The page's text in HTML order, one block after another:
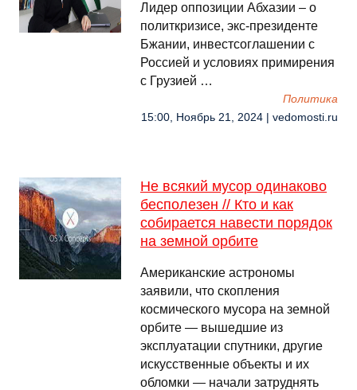
Лидер оппозиции Абхазии – о
политкризисе, экс-президенте
Бжании, инвестсоглашении с
Россией и условиях примирения
с Грузией …
Политика
15:00, Ноябрь 21, 2024 | vedomosti.ru
Не всякий мусор одинаково
бесполезен // Кто и как
собирается навести порядок
на земной орбите
Американские астрономы
заявили, что скопления
космического мусора на земной
орбите — вышедшие из
эксплуатации спутники, другие
искусственные объекты и их
обломки — начали затруднять